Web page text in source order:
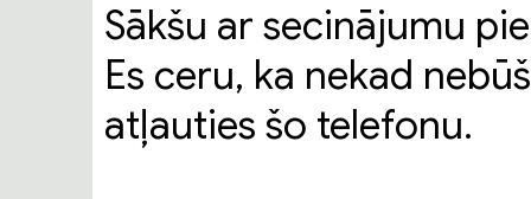
Sākšu ar secinājumu
Es ceru, ka nekad
atļauties šo telefonu.